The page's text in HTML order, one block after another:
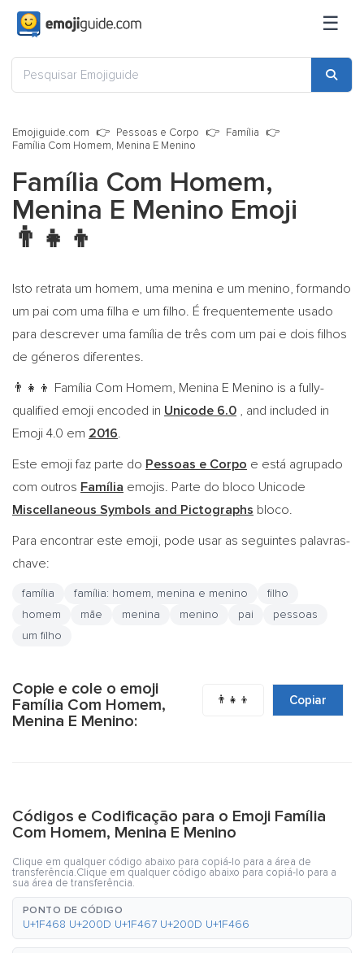
☰
Emojiguide.com Pessoas e Corpo
Família
Família Com Homem, Menina E Menino
Família Com Homem,
Menina E Menino Emoji
👨‍👧‍👦
Isto retrata um homem, uma menina e um menino, formando
um pai com uma filha e um filho. É frequentemente usado
para descrever uma família de três com um pai e dois filhos
de géneros diferentes.
👨‍👧‍👦 Família Com Homem, Menina E Menino is a fully-
qualified emoji encoded in Unicode 6.0 , and included in
Emoji 4.0 em 2016.
Este emoji faz parte do Pessoas e Corpo e está agrupado
com outros Família emojis. Parte do bloco Unicode
Miscellaneous Symbols and Pictographs bloco.
Para encontrar este emoji, pode usar as seguintes palavras-
chave:
família família: homem, menina e menino
filho
homem
mãe menina menino pai
pessoas
um filho
Copie e cole o emoji
Família Com Homem,
Menina E Menino:
👨‍👧‍👦 Copiar
Códigos e Codificação para o Emoji Família
Com Homem, Menina E Menino
Clique em qualquer código abaixo para copiá-lo para a área de
transferência.Clique em qualquer código abaixo para copiá-lo para a
sua área de transferência.
PONTO DE CÓDIGO
U+1F468 U+200D U+1F467 U+200D U+1F466